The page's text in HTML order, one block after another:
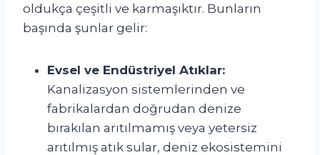
oldukça çeşitli ve karmaşıktır. Bunların
başında şunlar gelir:
Evsel ve Endüstriyel Atıklar:
Kanalizasyon sistemlerinden ve
fabrikalardan doğrudan denize
bırakılan arıtılmamış veya yetersiz
arıtılmış atık sular, deniz ekosistemini